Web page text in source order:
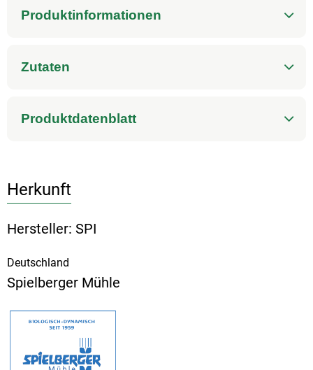
Produktinformationen
Zutaten
Produktdatenblatt
Herkunft
Hersteller: SPI
Deutschland
Spielberger Mühle